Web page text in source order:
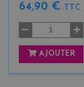
64,90 € TTC
AJOUTER